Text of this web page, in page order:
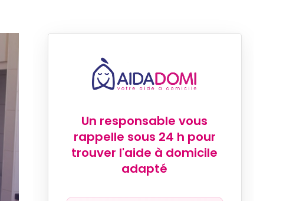
Un responsable vous
rappelle sous 24 h pour
trouver l'aide à domicile
adapté